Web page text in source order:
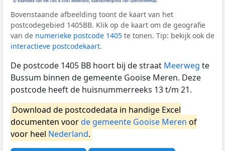
Bovenstaande afbeelding toont de kaart van het
postcodegebied 1405BB. Klik op de kaart om de geografie
van de numerieke postcode 1405 te tonen. Tip: bekijk ook de
interactieve postcodekaart.
De postcode 1405 BB hoort bij de straat Meerweg te
Bussum binnen de gemeente Gooise Meren. Deze
postcode heeft de huisnummerreeks 13 t/m 21.
Download de postcodedata in handige Excel
documenten voorde gemeente Gooise Meren of
voor heel Nederland.